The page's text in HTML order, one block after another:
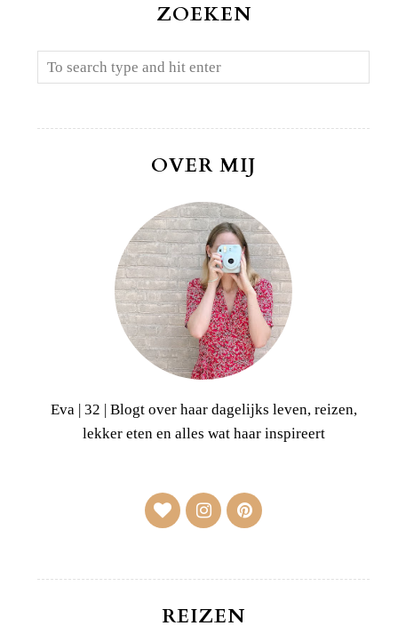
ZOEKEN
OVER MIJ
Eva | 32 | Blogt over haar dagelijks leven, reizen,
lekker eten en alles wat haar inspireert
REIZEN